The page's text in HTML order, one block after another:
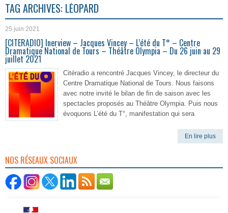
TAG ARCHIVES: LÉOPARD
25 juin 2021
[CITERADIO] Inerview – Jacques Vincey – L’été du T° – Centre
Dramatique National de Tours – Théâtre Olympia – Du 26 juin au 29
juillet 2021
Citéradio a rencontré Jacques Vincey, le directeur du
Centre Dramatique National de Tours. Nous faisons
avec notre invité le bilan de fin de saison avec les
spectacles proposés au Théâtre Olympia. Puis nous
évoquons L’été du T°, manifestation qui sera
En lire plus
NOS RÉSEAUX SOCIAUX